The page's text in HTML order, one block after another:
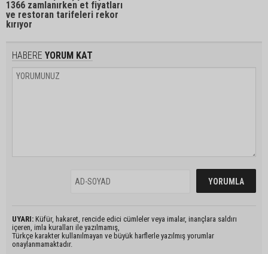
1366 zamlanırken et fiyatları
ve restoran tarifeleri rekor
kırıyor
HABERE YORUM KAT
UYARI: Küfür, hakaret, rencide edici cümleler veya imalar, inançlara saldırı
içeren, imla kuralları ile yazılmamış,
Türkçe karakter kullanılmayan ve büyük harflerle yazılmış yorumlar
onaylanmamaktadır.